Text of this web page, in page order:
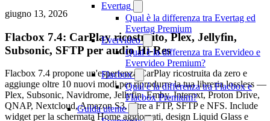
Evertag
Qual è la differenza tra Evertag ed
Evertag Premium
Evervideo
Qual è la differenza tra Evervideo e
Evervideo Premium?
Flacbox
Qual è la differenza tra Flacbox e
Flacbox Premium?
Guida utente
giugno 13, 2026
Flacbox 7.4: CarPlay ricostruito, Plex, Jellyfin,
Subsonic, SFTP per audio Hi-Res
Flacbox 7.4 propone un'esperienza CarPlay ricostruita da zero e
aggiunge oltre 10 nuovi modi per riprodurre la tua libreria lossless —
Plex, Subsonic, Navidrome, Jellyfin, Emby, Internxt, Proton Drive,
QNAP, Nextcloud, Amazon S3, oltre a FTP, SFTP e NFS. Include
widget per la schermata Home aggiornati, design Liquid Glass e